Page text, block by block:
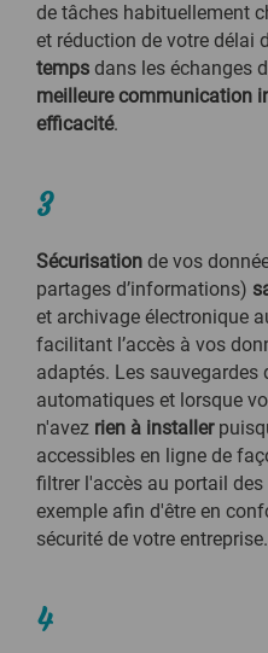
de tâches habituellement
et réduction de votre délai
temps dans les échanges
meilleure communication
efficacité.
3
Sécurisation de vos
partages d’informations)
et archivage électronique
facilitant l’accès à vos
adaptés. Les sauvegardes
automatiques et lorsque
n'avez rien à installer
accessibles en ligne de
filtrer l'accès au portail
exemple afin d'être en
sécurité de votre entreprise.
4